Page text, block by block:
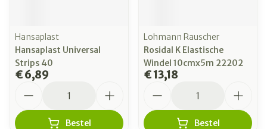
Hansaplast
Hansaplast Universal
Strips 40
€ 6,89
Bestel
Lohmann Rauscher
Rosidal K Elastische
Windel 10cmx5m 22202
€ 13,18
Bestel